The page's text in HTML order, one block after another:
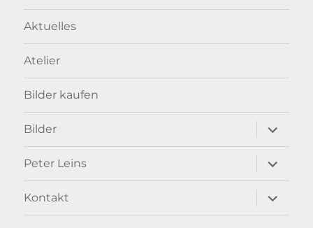
Aktuelles
Atelier
Bilder kaufen
Bilder
anzeigen
Peter Leins
anzeigen
Kontakt
anzeigen